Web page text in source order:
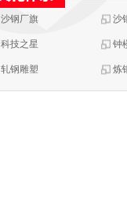
沙钢厂旗 沙
科技之星 钟
轧钢雕塑 炼